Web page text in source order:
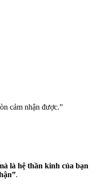
cảm nhận được.”
là hệ thần kinh của bạn
.